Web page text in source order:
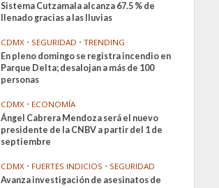
Sistema Cutzamala alcanza 67.5 % de
llenado gracias a las lluvias
CDMX • SEGURIDAD • TRENDING
En pleno domingo se registra incendio en
Parque Delta; desalojan a más de 100
personas
CDMX • ECONOMÍA
Ángel Cabrera Mendoza será el nuevo
presidente de la CNBV a partir del 1 de
septiembre
CDMX • FUERTES INDICIOS • SEGURIDAD
Avanza investigación de asesinatos de